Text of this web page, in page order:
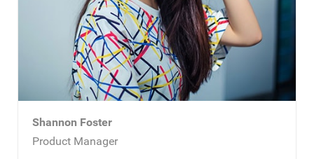
Shannon Foster
Product Manager